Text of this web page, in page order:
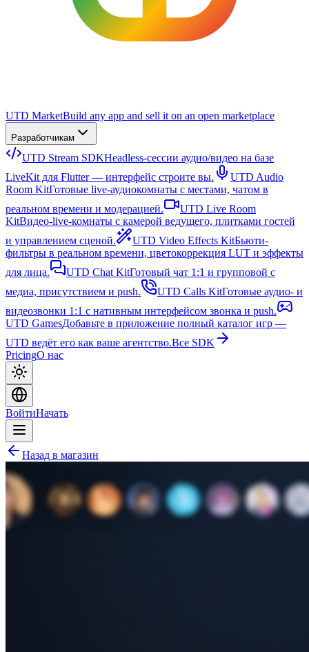
UTD MarketBuild any app and sell it on an open marketplace
Разработчикам
UTD Stream SDKHeadless-сессии аудио/видео на базе
LiveKit для Flutter — интерфейс строите вы.
UTD Audio
Room KitГотовые live-аудиокомнаты с местами, чатом в
реальном времени и модерацией.
UTD Live Room
KitВидео-live-комнаты с камерой ведущего, плитками гостей
и управлением сценой.
UTD Video Effects KitБьюти-
фильтры в реальном времени, цветокоррекция LUT и эффекты
для лица.
UTD Chat KitГотовый чат 1:1 и групповой с
медиа, присутствием и push.
UTD Calls KitГотовые аудио- и
видеозвонки 1:1 с нативным интерфейсом звонка и push.
UTD GamesДобавьте в приложение полный каталог игр —
UTD ведёт его как ваше агентство.Все SDK
PricingО нас
ВойтиНачать
Назад в магазин